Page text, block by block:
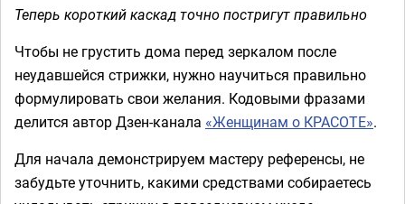
Теперь короткий каскад точно постригут правильно
Чтобы не грустить дома перед зеркалом после
неудавшейся стрижки, нужно научиться правильно
формулировать свои желания. Кодовыми фразами
делится автор Дзен-канала «Женщинам о КРАСОТЕ».
Для начала демонстрируем мастеру референсы, не
забудьте уточнить, какими средствами собираетесь